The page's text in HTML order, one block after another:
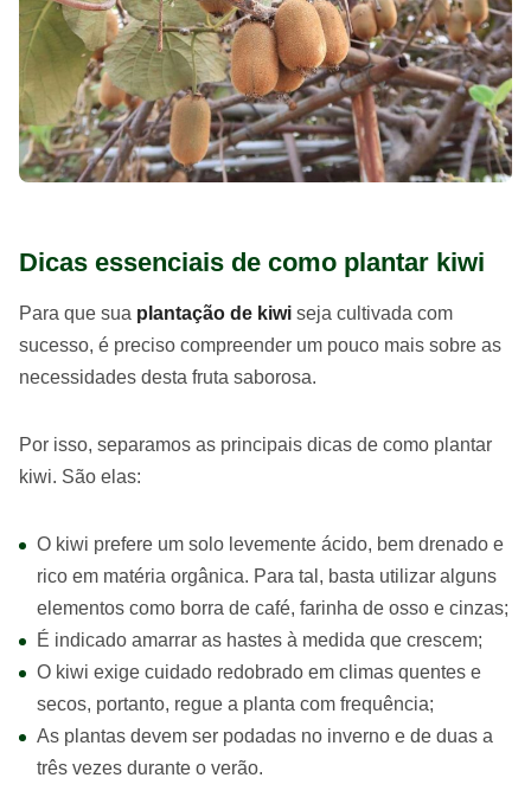
Dicas essenciais de como plantar kiwi
Para que sua plantação de kiwi seja cultivada com
sucesso, é preciso compreender um pouco mais sobre as
necessidades desta fruta saborosa.
Por isso, separamos as principais dicas de como plantar
kiwi. São elas:
O kiwi prefere um solo levemente ácido, bem drenado e
rico em matéria orgânica. Para tal, basta utilizar alguns
elementos como borra de café, farinha de osso e cinzas;
É indicado amarrar as hastes à medida que crescem;
O kiwi exige cuidado redobrado em climas quentes e
secos, portanto, regue a planta com frequência;
As plantas devem ser podadas no inverno e de duas a
três vezes durante o verão.